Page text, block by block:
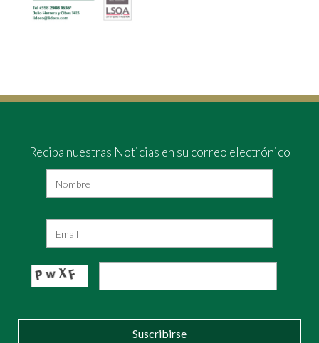
Reciba nuestras Noticias en su correo electrónico
Suscribirse